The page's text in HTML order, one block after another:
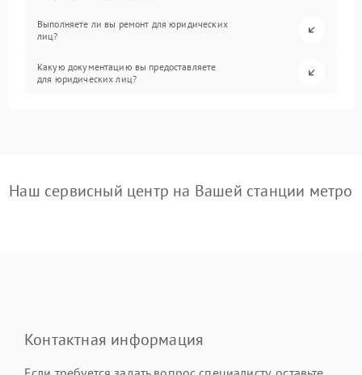
Выполняете ли вы ремонт для юридических
лиц?
Какую документацию вы предоставляете
для юридических лиц?
Наш сервисный центр на Вашей станции метро
Контактная информация